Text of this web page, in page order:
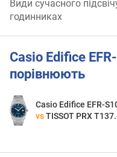
Види сучасного
годинниках
Casio Edifice
порівнюють
vs TISSOT PRX